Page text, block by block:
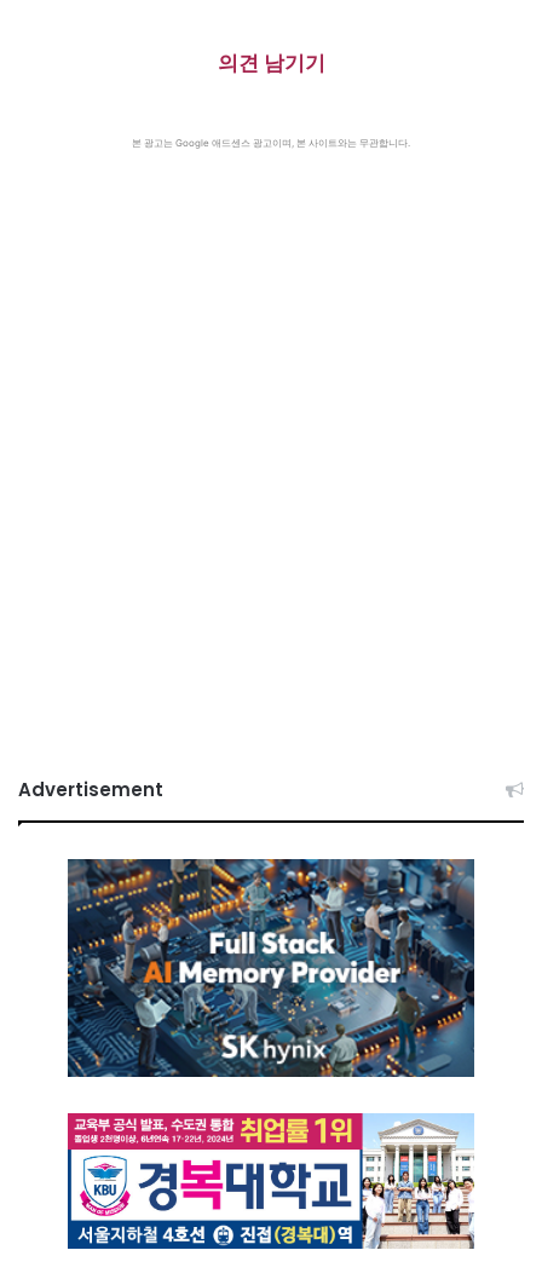
의견 남기기
본 광고는 Google 애드센스 광고이며, 본 사이트와는 무관합니다.
Advertisement